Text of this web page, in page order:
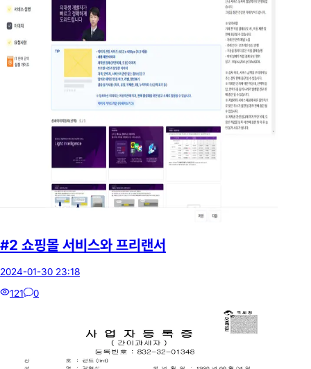
#2 쇼핑몰 서비스와 프리랜서
2024-01-30 23:18
121
0